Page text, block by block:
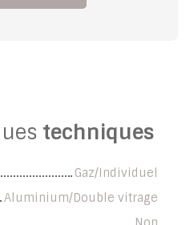
techniques
Gaz/Individuel
Aluminium/Double vitrage